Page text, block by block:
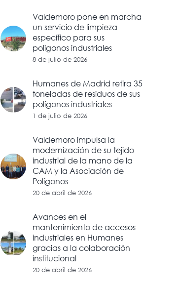
Valdemoro pone en marcha
un servicio de limpieza
específico para sus
polígonos industriales
8 de julio de 2026
Humanes de Madrid retira 35
toneladas de residuos de sus
polígonos industriales
1 de julio de 2026
Valdemoro impulsa la
modernización de su tejido
industrial de la mano de la
CAM y la Asociación de
Polígonos
20 de abril de 2026
Avances en el
mantenimiento de accesos
industriales en Humanes
gracias a la colaboración
institucional
20 de abril de 2026